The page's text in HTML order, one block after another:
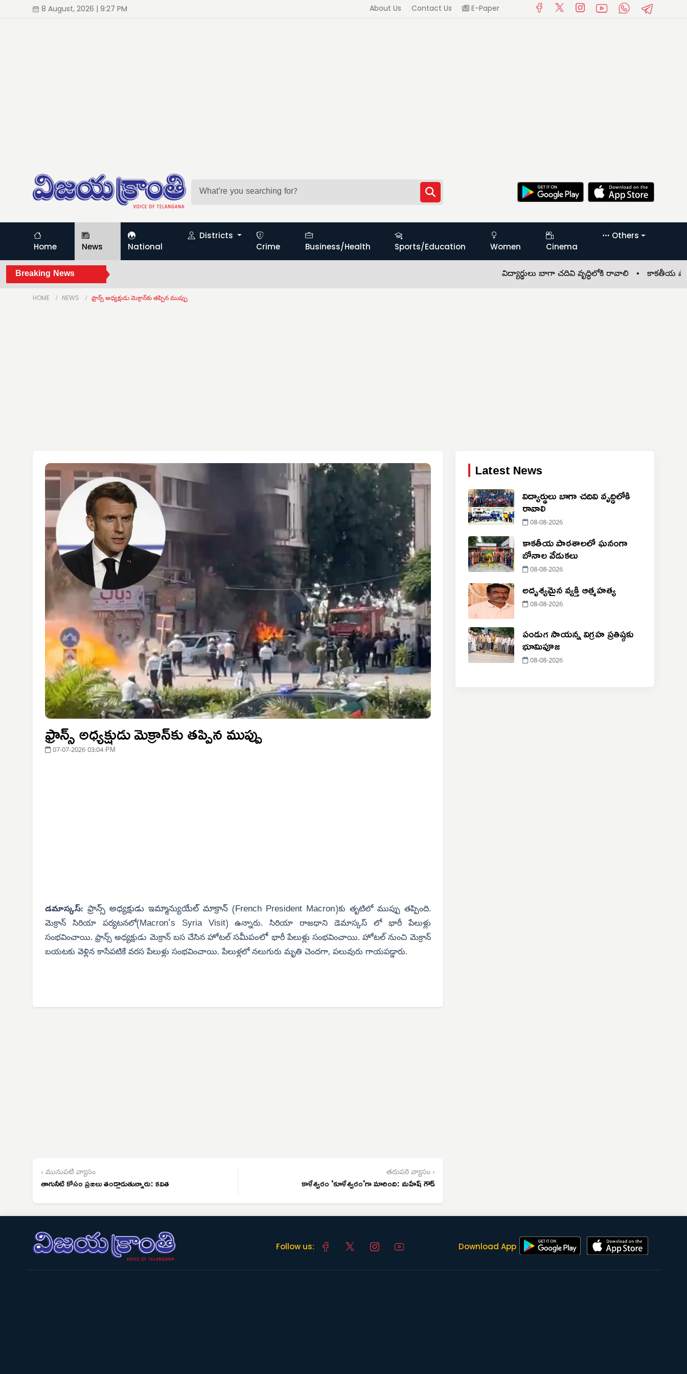
8 August, 2026 | 9:27 PM About Us Contact Us E-Paper
Home News National
Districts
Crime
Business/Health Sports/Education Women Cinema
Others
Breaking News విద్యార్థులు బాగా చదివి వృద్ధిలోకి రావాలి •కాకతీయ పాఠశాలలో
HOME NEWS ఫ్రాన్స్ అధ్యక్షుడు మెక్రాన్‌కు తప్పిన ముప్పు
ఫ్రాన్స్ అధ్యక్షుడు మెక్రాన్‌కు తప్పిన ముప్పు
07-07-2026 03:04 PM
డమాస్కస్: ఫ్రాన్స్ అధ్యక్షుడు ఇమ్మాన్యుయేల్ మాక్రాన్ (French President Macron)కు తృటిలో ముప్పు తప్పింది.
మెక్రాన్ సిరియా పర్యటనలో(Macron's Syria Visit) ఉన్నారు. సిరియా రాజధాని డెమాస్కస్ లో భారీ పేలుళ్లు
సంభవించాయి. ఫ్రాన్స్ అధ్యక్షుడు మెక్రాన్ బస చేసిన హోటల్సమీపంలో భారీ పేలుళ్లు సంభవించాయి. హోటల్ నుంచి మెక్రాన్
బయటకు వెళ్లిన కాసేపటికే వరస పేలుళ్లు సంభవించాయి. పేలుళ్లలో నలుగురు మృతి చెందగా, పలువురు గాయపడ్డారు.
‹ మునుపటి వ్యాసం
తాగునీటి కోసం ప్రజలు తండ్లాడుతున్నారు: కవిత
తదుపరి వ్యాసం ›
కాళేశ్వరం 'కూళేశ్వరం'గా మారింది: మహేష్ గౌడ్
Latest News
విద్యార్థులు బాగా చదివి వృద్ధిలోకి
రావాలి
08-08-2026
కాకతీయ పాఠశాలలో ఘనంగా
బోనాల వేడుకలు
08-08-2026
అదృశ్య‌మైన వ్య‌క్తి ఆత్మ‌హ‌త్య‌
08-08-2026
పండుగ సాయన్న విగ్రహ ప్రతిష్ఠకు
భూమిపూజ
08-08-2026
Follow us: Download App